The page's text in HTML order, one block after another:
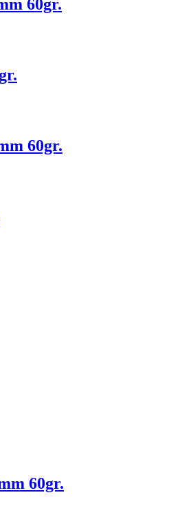
60gr.
60gr.
60gr.